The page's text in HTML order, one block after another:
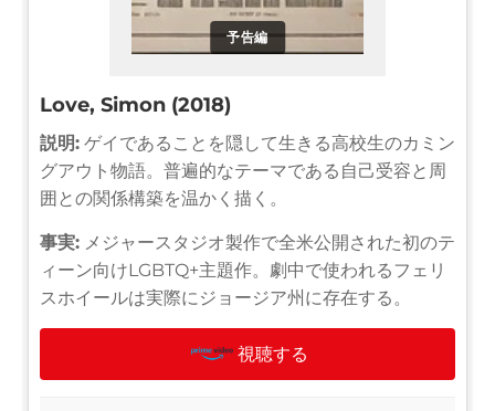
予告編
Love, Simon (2018)
説明: ゲイであることを隠して生きる高校生のカミン
グアウト物語。普遍的なテーマである自己受容と周
囲との関係構築を温かく描く。
事実: メジャースタジオ製作で全米公開された初のテ
ィーン向けLGBTQ+主題作。劇中で使われるフェリ
スホイールは実際にジョージア州に存在する。
視聴する